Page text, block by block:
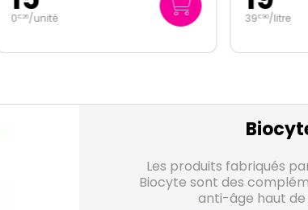
litre
Les produits fabriqués
Biocyte sont des
anti-âge haut